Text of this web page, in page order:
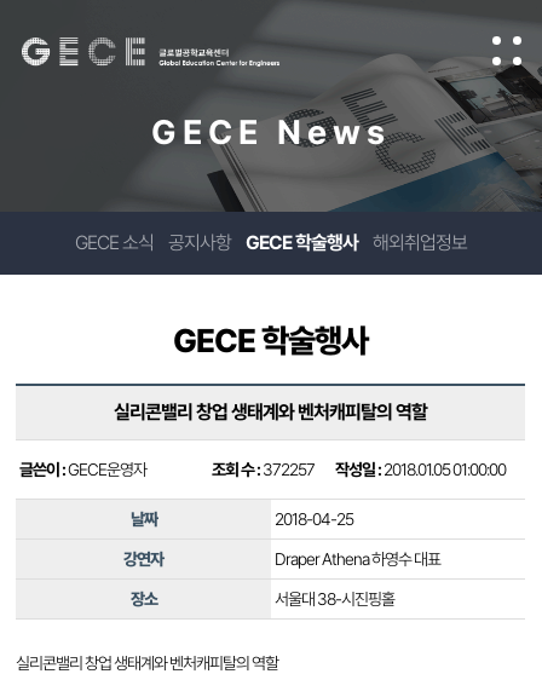
GECE News
GECE 소식 공지사항 GECE 학술행사 해외취업정보
GECE 학술행사
실리콘밸리 창업 생태계와 벤처캐피탈의 역할
글쓴이 :GECE운영자 조회 수 :372257 작성일 :2018.01.05 01:00:00
날짜 2018-04-25
강연자 Draper Athena 하영수 대표
장소 서울대 38-시진핑홀
실리콘밸리 창업 생태계와 벤처캐피탈의 역할